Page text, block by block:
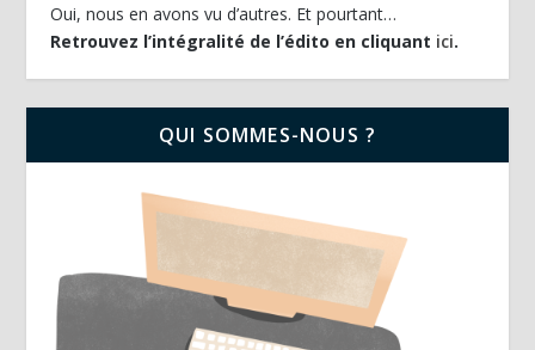
Oui, nous en avons vu d’autres. Et pourtant…
Retrouvez l’intégralité de l’édito en cliquant ici.
QUI SOMMES-NOUS ?